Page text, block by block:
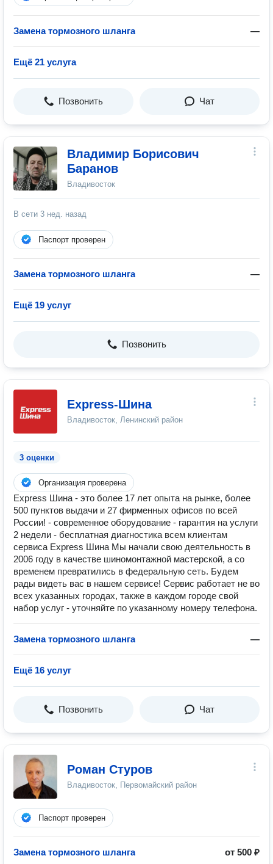
Замена тормозного шланга —
Ещё 21 услуга
Позвонить Чат
Владимир Борисович
Баранов
Владивосток
В сети 3 нед. назад
Паспорт проверен
Замена тормозного шланга —
Ещё 19 услуг
Позвонить
Express-Шина
Владивосток, Ленинский район
3 оценки
Организация проверена
Express Шина - это более 17 лет опыта на рынке, более
500 пунктов выдачи и 27 фирменных офисов по всей
России! - современное оборудование - гарантия на услуги
2 недели - бесплатная диагностика всем клиентам
сервиса Express Шина Мы начали свою деятельность в
2006 году в качестве шиномонтажной мастерской, а со
временем превратились в федеральную сеть. Будем
рады видеть вас в нашем сервисе! Сервис работает не во
всех указанных городах, также в каждом городе свой
набор услуг - уточняйте по указанному номеру телефона.
Замена тормозного шланга —
Ещё 16 услуг
Позвонить Чат
Роман Стуров
Владивосток, Первомайский район
Паспорт проверен
Замена тормозного шланга от 500 ₽